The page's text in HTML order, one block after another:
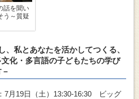
話を聞い
う～質疑
、私とあなたを活かしてつくる、
化・多言語の子どもたちの学び
7月19日（土）13:30-16:30 ビッグ